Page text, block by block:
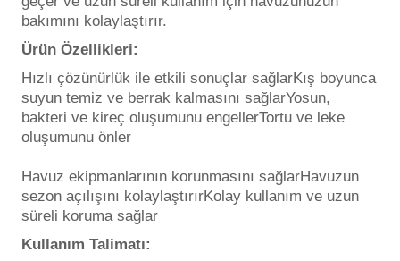
Havuz Kış Kimyasalı
Kalsiyum Hipoklorit
Süper Pool
Temizleyici
Endüstriyel Blower
Ayak Havuzu
Bahçe Havuz
Havuz Robotu Yedek
bakımını kolaylaştırır.
Ürün Özellikleri:
Hızlı çözünürlük ile etkili sonuçlar sağlarKış boyunca
suyun temiz ve berrak kalmasını sağlarYosun,
bakteri ve kireç oluşumunu engellerTortu ve leke
oluşumunu önler
Havuz ekipmanlarının korunmasını sağlarHavuzun
sezon açılışını kolaylaştırırKolay kullanım ve uzun
süreli koruma sağlar
Kullanım Talimatı: